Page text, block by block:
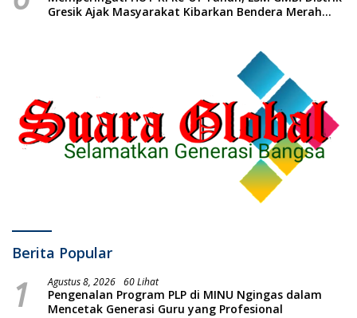
Gresik Ajak Masyarakat Kibarkan Bendera Merah
Berita Popular
1 Agustus 8, 2026 60 Lihat
Pengenalan Program PLP di MINU Ngingas dalam
Mencetak Generasi Guru yang Profesional